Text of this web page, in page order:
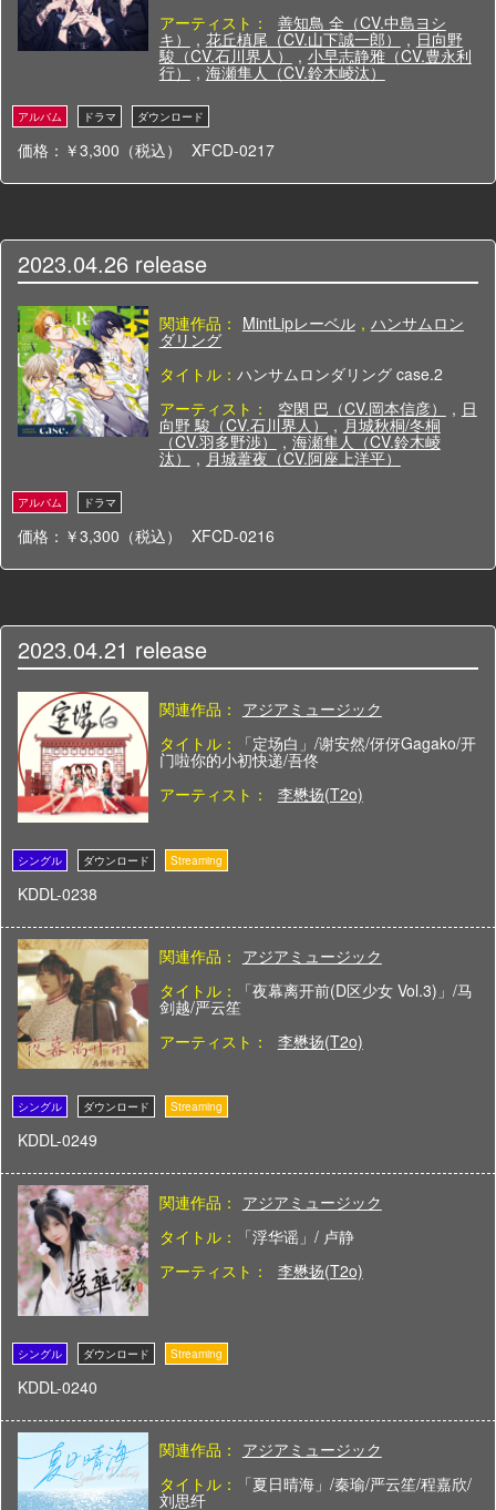
アーティスト：
善知鳥 全（CV.中島ヨシ
キ） , 花丘槙尾（CV.山下誠一郎） , 日向野
駿（CV.石川界人） , 小早志静雅（CV.豊永利
行） , 海瀬隼人（CV.鈴木崚汰）
価格：￥3,300（税込） XFCD-0217
2023.04.26 release
関連作品： MintLipレーベル , ハンサムロン
ダリング
タイトル： ハンサムロンダリング case.2
アーティスト：
空閑 巴（CV.岡本信彦） , 日
向野 駿（CV.石川界人） , 月城秋桐/冬桐
（CV.羽多野渉） , 海瀬隼人（CV.鈴木崚
汰） , 月城葦夜（CV.阿座上洋平）
価格：￥3,300（税込） XFCD-0216
2023.04.21 release
関連作品： アジアミュージック
タイトル：
「定场白」/谢安然/伢伢Gagako/开
门啦你的小初快递/吾佟
アーティスト：
李懋扬(T2o)
KDDL-0238
関連作品： アジアミュージック
タイトル：
「夜幕离开前(D区少女 Vol.3)」/马
剑越/严云笙
アーティスト：
李懋扬(T2o)
KDDL-0249
関連作品： アジアミュージック
タイトル：
「浮华谣」/ 卢静
アーティスト：
李懋扬(T2o)
KDDL-0240
関連作品： アジアミュージック
タイトル：
「夏日晴海」/秦瑜/严云笙/程嘉欣/
刘思纤